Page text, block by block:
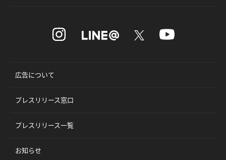
広告について
プレスリリース窓口
プレスリリース一覧
お知らせ